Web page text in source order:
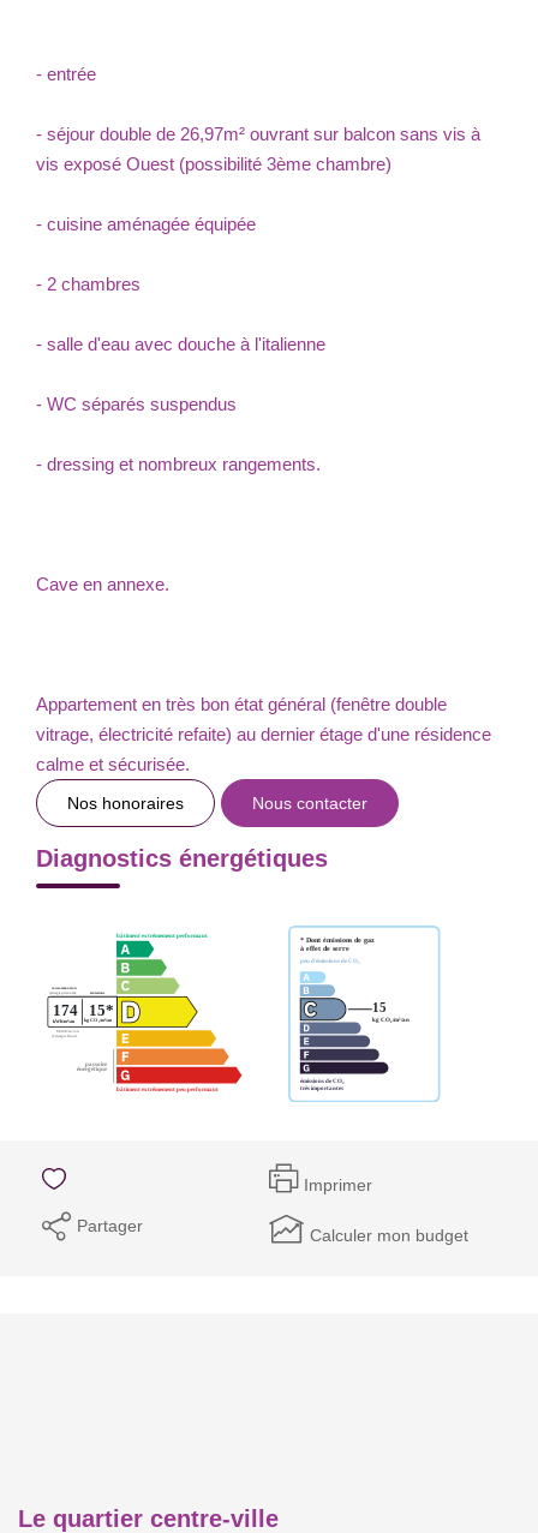
- entrée
- séjour double de 26,97m² ouvrant sur balcon sans vis à
vis exposé Ouest (possibilité 3ème chambre)
- cuisine aménagée équipée
- 2 chambres
- salle d'eau avec douche à l'italienne
- WC séparés suspendus
- dressing et nombreux rangements.
Cave en annexe.
Appartement en très bon état général (fenêtre double
vitrage, électricité refaite) au dernier étage d'une résidence
calme et sécurisée.
Nos honoraires Nous contacter
Diagnostics énergétiques
Imprimer
Partager Calculer mon budget
Le quartier centre-ville